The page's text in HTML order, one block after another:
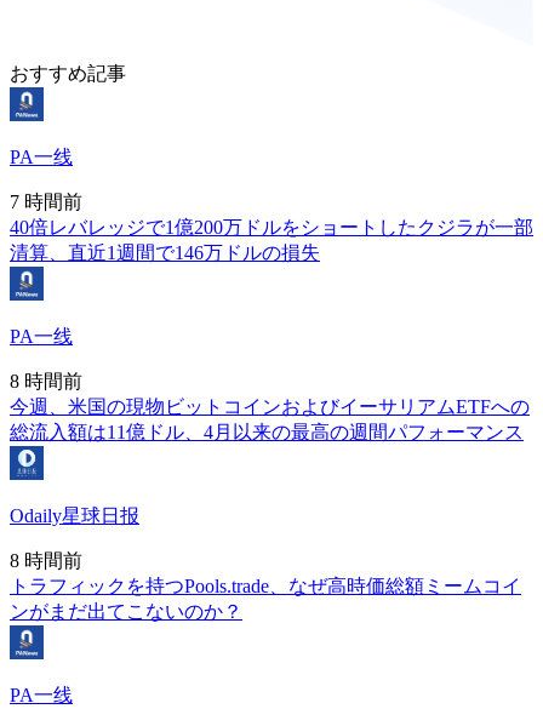
おすすめ記事
PA一线
7 時間前
40倍レバレッジで1億200万ドルをショートしたクジラが一部
清算、直近1週間で146万ドルの損失
PA一线
8 時間前
今週、米国の現物ビットコインおよびイーサリアムETFへの
総流入額は11億ドル、4月以来の最高の週間パフォーマンス
Odaily星球日报
8 時間前
トラフィックを持つPools.trade、なぜ高時価総額ミームコイ
ンがまだ出てこないのか？
PA一线